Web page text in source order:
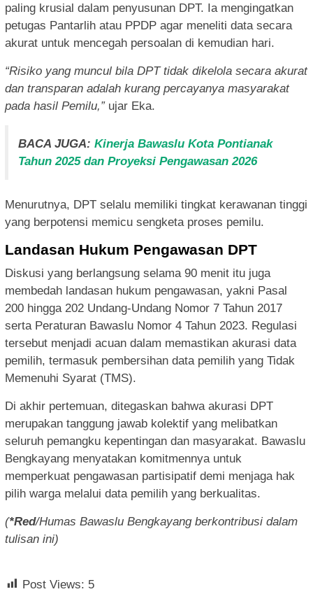
paling krusial dalam penyusunan DPT. Ia mengingatkan
petugas Pantarlih atau PPDP agar meneliti data secara
akurat untuk mencegah persoalan di kemudian hari.
“Risiko yang muncul bila DPT tidak dikelola secara akurat
dan transparan adalah kurang percayanya masyarakat
pada hasil Pemilu,”ujar Eka.
BACA JUGA: Kinerja Bawaslu Kota Pontianak
Tahun 2025 dan Proyeksi Pengawasan 2026
Menurutnya, DPT selalu memiliki tingkat kerawanan tinggi
yang berpotensi memicu sengketa proses pemilu.
Landasan Hukum Pengawasan DPT
Diskusi yang berlangsung selama 90 menit itu juga
membedah landasan hukum pengawasan, yakni Pasal
200 hingga 202 Undang-Undang Nomor 7 Tahun 2017
serta Peraturan Bawaslu Nomor 4 Tahun 2023. Regulasi
tersebut menjadi acuan dalam memastikan akurasi data
pemilih, termasuk pembersihan data pemilih yang Tidak
Memenuhi Syarat (TMS).
Di akhir pertemuan, ditegaskan bahwa akurasi DPT
merupakan tanggung jawab kolektif yang melibatkan
seluruh pemangku kepentingan dan masyarakat. Bawaslu
Bengkayang menyatakan komitmennya untuk
memperkuat pengawasan partisipatif demi menjaga hak
pilih warga melalui data pemilih yang berkualitas.
(*Red/Humas Bawaslu Bengkayang berkontribusi dalam
tulisan ini)
Post Views: 5